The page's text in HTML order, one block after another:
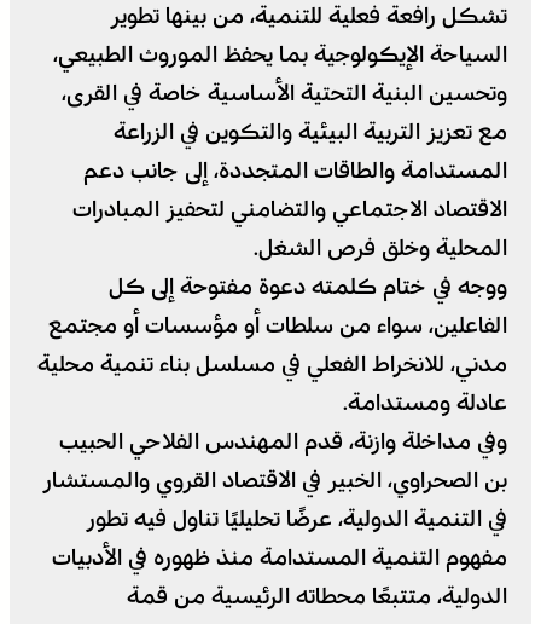
تشكل رافعة فعلية للتنمية، من بينها تطوير
السياحة الإيكولوجية بما يحفظ الموروث الطبيعي،
وتحسين البنية التحتية الأساسية خاصة في القرى،
مع تعزيز التربية البيئية والتكوين في الزراعة
المستدامة والطاقات المتجددة، إلى جانب دعم
الاقتصاد الاجتماعي والتضامني لتحفيز المبادرات
المحلية وخلق فرص الشغل.
ووجه في ختام كلمته دعوة مفتوحة إلى كل
الفاعلين، سواء من سلطات أو مؤسسات أو مجتمع
مدني، للانخراط الفعلي في مسلسل بناء تنمية محلية
عادلة ومستدامة.
وفي مداخلة وازنة، قدم المهندس الفلاحي الحبيب
بن الصحراوي، الخبير في الاقتصاد القروي والمستشار
في التنمية الدولية، عرضًا تحليليًا تناول فيه تطور
مفهوم التنمية المستدامة منذ ظهوره في الأدبيات
الدولية، متتبعًا محطاته الرئيسية من قمة